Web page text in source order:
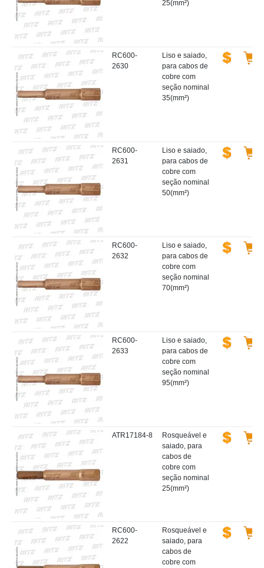
25(mm²)
RC600-
2630
Liso e saiado,
para cabos de
cobre com
seção nominal
35(mm²)
RC600-
2631
Liso e saiado,
para cabos de
cobre com
seção nominal
50(mm²)
RC600-
2632
Liso e saiado,
para cabos de
cobre com
seção nominal
70(mm²)
RC600-
2633
Liso e saiado,
para cabos de
cobre com
seção nominal
95(mm²)
ATR17184-8
Rosqueável e
saiado, para
cabos de
cobre com
seção nominal
25(mm²)
RC600-
2622
Rosqueável e
saiado, para
cabos de
cobre com